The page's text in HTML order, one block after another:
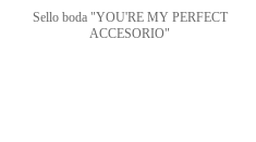
Sello boda "YOU'RE MY PERFECT
ACCESORIO"